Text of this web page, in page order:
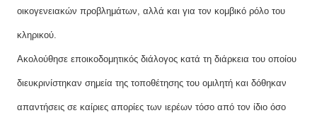
οικογενειακών προβλημάτων, αλλά και για τον κομβικό ρόλο του
κληρικού.
Ακολούθησε εποικοδομητικός διάλογος κατά τη διάρκεια του οποίου
διευκρινίστηκαν σημεία της τοποθέτησης του ομιλητή και δόθηκαν
απαντήσεις σε καίριες απορίες των ιερέων τόσο από τον ίδιο όσο